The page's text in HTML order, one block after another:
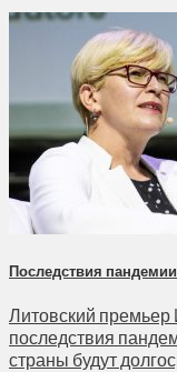
Последствия пандемии
Литовский премьер
последствия
страны будут